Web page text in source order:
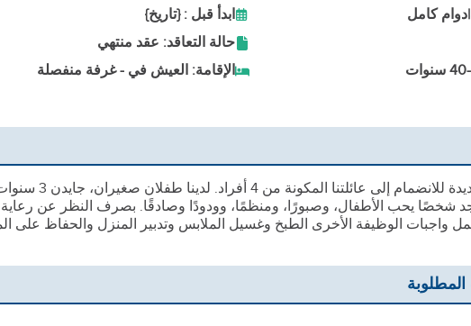
|دوام كامل
ابدأ قبل : {تاريخ}
حالة التعاقد: عقد منتهي
40 سنوات
الإقامة: العيش في - غرفة منفصلة
شخصًا يحب الأطفال، وصبورًا، ومنظمًا، وودودًا وصادقًا. بصرف النظر عن رعاية
واجبات الوظيفة الأخرى الطبخ وغسيل الملابس وتدبير المنزل والحفاظ على
المطلوبة